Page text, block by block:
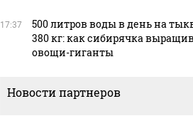
17:37
500 литров воды в день на
380 кг: как сибирячка
овощи-гиганты
Новости партнеров